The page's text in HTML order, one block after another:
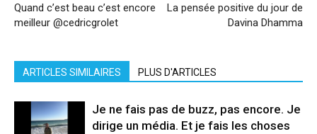
Quand c’est beau c’est encore
meilleur @cedricgrolet
La pensée positive du jour de
Davina Dhamma
ARTICLES SIMILAIRES PLUS D'ARTICLES
Je ne fais pas de buzz, pas encore. Je
dirige un média. Et je fais les choses